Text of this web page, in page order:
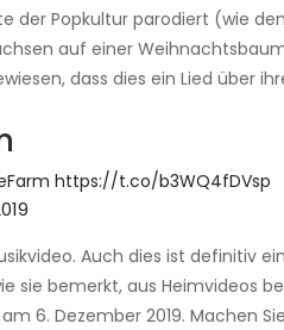
der Popkultur parodiert (wie
auf einer
dass dies ein Lied über
https://t.co/b3WQ4fDVsp
Auch dies ist definitiv
sie bemerkt, aus Heimvideos
am 6. Dezember 2019. Machen